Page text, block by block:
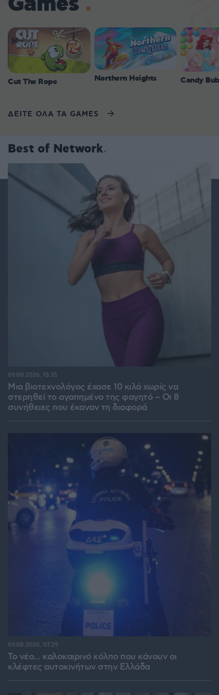
Cut The Rope Northern Heights Candy
ΔΕΙΤΕ ΟΛΑ ΤΑ GAMES
Best of Network
Μια βιοτεχνολόγος έχασε 10 κιλά χωρίς να
στερηθεί το αγαπημένο της φαγητό – Οι 8
συνήθειες που έκαναν τη διαφορά
09.08.2026, 15:35
Το νέο... καλοκαιρινό κόλπο που κάνουν οι
κλέφτες αυτοκινήτων στην Ελλάδα
09.08.2026, 07:29